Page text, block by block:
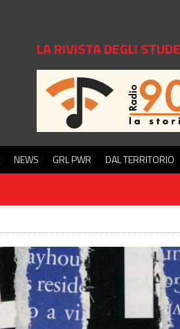
LA RIVISTA DEGLI
NEWS GRL PWR DAL TERRITORIO